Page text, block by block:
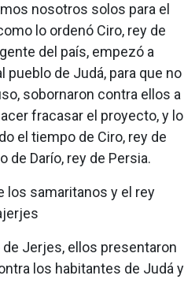
nosotros solos para el
lo ordenó Ciro, rey de
del país, empezó a
pueblo de Judá, para que no
sobornaron contra ellos a
fracasar el proyecto, y lo
el tiempo de Ciro, rey de
de Darío, rey de Persia.
los samaritanos y el rey
Jerjes, ellos presentaron
los habitantes de Judá y